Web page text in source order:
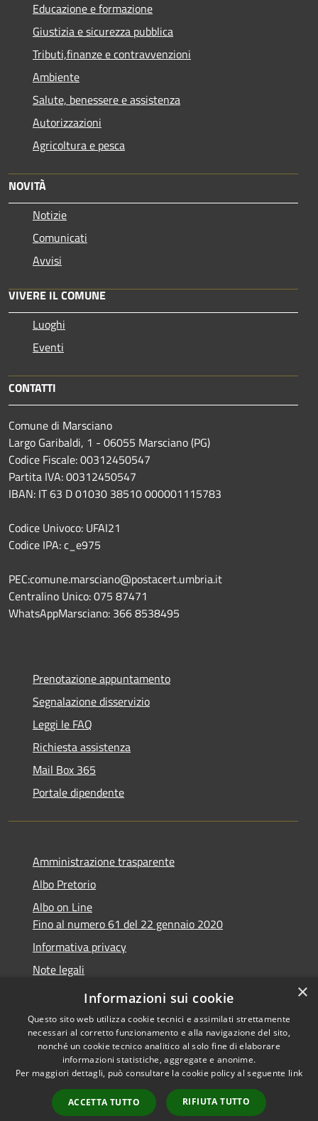
Educazione e formazione
Giustizia e sicurezza pubblica
Tributi,finanze e contravvenzioni
Ambiente
Salute, benessere e assistenza
Autorizzazioni
Agricoltura e pesca
NOVITÀ
Notizie
Comunicati
Avvisi
VIVERE IL COMUNE
Luoghi
Eventi
CONTATTI
Comune di Marsciano
Largo Garibaldi, 1 - 06055 Marsciano (PG)
Codice Fiscale: 00312450547
Partita IVA: 00312450547
IBAN: IT 63 D 01030 38510 000001115783
Codice Univoco: UFAI21
Codice IPA: c_e975
PEC:comune.marsciano@postacert.umbria.it
Centralino Unico: 075 87471
WhatsAppMarsciano: 366 8538495
Prenotazione appuntamento
Segnalazione disservizio
Leggi le FAQ
Richiesta assistenza
Mail Box 365
Portale dipendente
Amministrazione trasparente
Albo Pretorio
Albo on Line
Fino al numero 61 del 22 gennaio 2020
Informativa privacy
Note legali
Dichiarazione di accessibilità
Accessibilità
Copyright © 2026 • Comune di
Marsciano • Powered by
Municipium•
Accesso
redazione
×
Informazioni sui cookie
Questo sito web utilizza cookie tecnici e assimilati strettamente
necessari al corretto funzionamento e alla navigazione del sito,
nonché un cookie tecnico analitico al solo fine di elaborare
informazioni statistiche, aggregate e anonime.
Per maggiori dettagli, può consultare la cookie policy al seguente link
ACCETTA TUTTO RIFIUTA TUTTO